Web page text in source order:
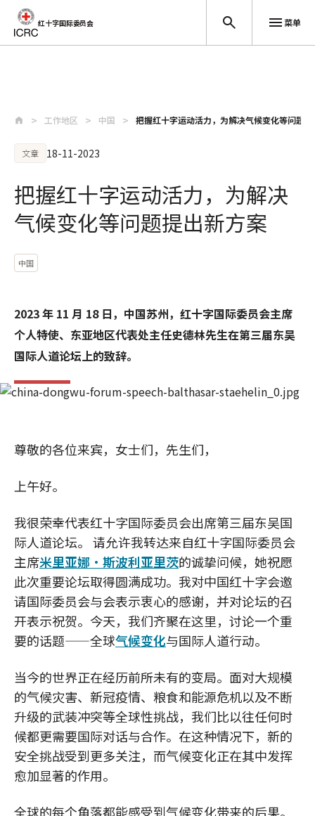
红十字国际委员会 菜单
工作地区 中国 把握红十字运动活力，为解决气候变化等问题
文章 18-11-2023
把握红十字运动活力，为解决
气候变化等问题提出新方案
中国
2023 年 11 月 18 日，中国苏州，红十字国际委员会主席
个人特使、东亚地区代表处主任史德林先生在第三届东吴
国际人道论坛上的致辞。
尊敬的各位来宾，女士们，先生们，
上午好。
我很荣幸代表红十字国际委员会出席第三届东吴国
际人道论坛。 请允许我转达来自红十字国际委员会
主席米里亚娜·斯波利亚里茨的诚挚问候，她祝愿
此次重要论坛取得圆满成功。我对中国红十字会邀
请国际委员会与会表示衷心的感谢，并对论坛的召
开表示祝贺。今天，我们齐聚在这里，讨论一个重
要的话题——全球气候变化与国际人道行动。
当今的世界正在经历前所未有的变局。面对大规模
的气候灾害、新冠疫情、粮食和能源危机以及不断
升级的武装冲突等全球性挑战，我们比以往任何时
候都更需要国际对话与合作。在这种情况下，新的
安全挑战受到更多关注，而气候变化正在其中发挥
愈加显著的作用。
全球的每个角落都能感受到气候变化带来的后果。